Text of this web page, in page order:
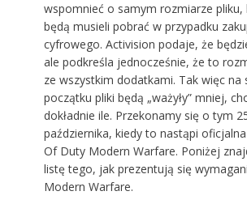
wspomnieć o samym rozmiarze pliku,
będą musieli pobrać w przypadku
cyfrowego. Activision podaje, że
ale podkreśla jednocześnie, że to
ze wszystkim dodatkami. Tak więc na
początku pliki będą „ważyły” mniej,
dokładnie ile. Przekonamy się o tym
października, kiedy to nastąpi
Of Duty Modern Warfare. Poniżej
listę tego, jak prezentują się
Modern Warfare.